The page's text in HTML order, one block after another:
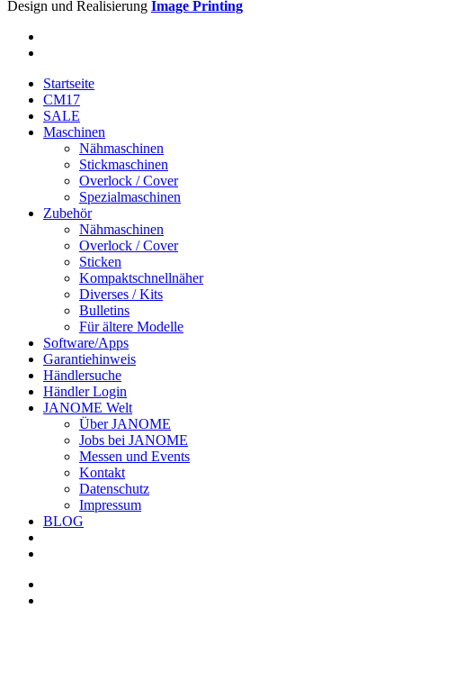
Design und Realisierung Image Printing
Startseite
CM17
SALE
Maschinen
Nähmaschinen
Stickmaschinen
Overlock / Cover
Spezialmaschinen
Zubehör
Nähmaschinen
Overlock / Cover
Sticken
Kompaktschnellnäher
Diverses / Kits
Bulletins
Für ältere Modelle
Software/Apps
Garantiehinweis
Händlersuche
Händler Login
JANOME Welt
Über JANOME
Jobs bei JANOME
Messen und Events
Kontakt
Datenschutz
Impressum
BLOG